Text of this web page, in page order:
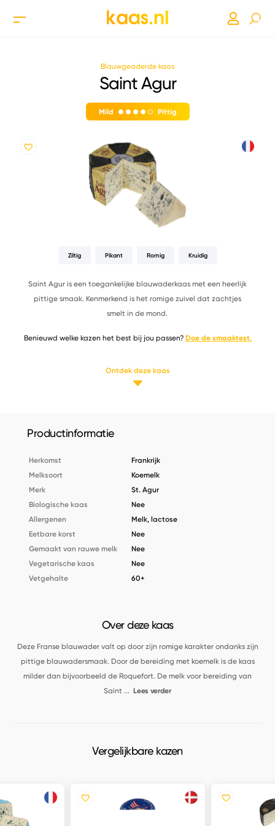
Blauwgeaderde kaas
Saint Agur
Mild Pittig
Ziltig Pikant Romig Kruidig
Saint Agur is een toegankelijke blauwaderkaas met een heerlijk
pittige smaak. Kenmerkend is het romige zuivel dat zachtjes
smelt in de mond.
Benieuwd welke kazen het best bij jou passen? Doe de smaaktest.
Ontdek deze kaas
Productinformatie
Herkomst
Frankrijk
Melksoort
Koemelk
Merk
St. Agur
Biologische kaas
Nee
Allergenen
Melk, lactose
Eetbare korst
Nee
Gemaakt van rauwe melk
Nee
Vegetarische kaas
Nee
Vetgehalte
60+
Over deze kaas
Deze Franse blauwader valt op door zijn romige karakter ondanks zijn
pittige blauwadersmaak. Door de bereiding met koemelk is de kaas
milder dan bijvoorbeeld de Roquefort. De melk voor bereiding van
Saint... Lees verder
Vergelijkbare kazen